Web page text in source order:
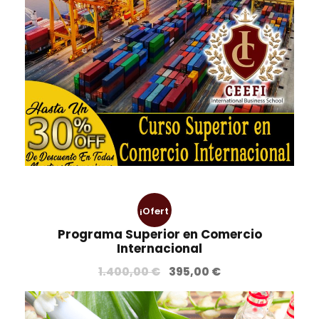
¡Ofert
a!
Programa Superior en Comercio
Internacional
1.400,00€
E
l
p
395,00 €E
l
p